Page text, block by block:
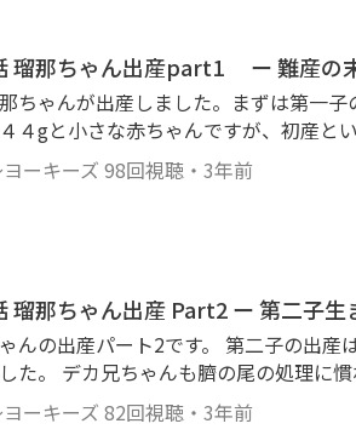
瑠那ちゃん出産part1 ー 難産の
ちゃんが出産しました。まずは第一子
４gと小さな赤ちゃんですが、初産と
れ始めて３０分以上かかり、息子が手
した。 胎盤もなかなか出てこなかった
ー ＃自宅で出産 ＃初産 ＃ヨーク
ゃん
ーキーズ 98回視聴 ・ 3年前
第44話 瑠那ちゃん出産
んの出産パート2です。 第二子の出産
た。 デカ兄ちゃんも臍の尾の処理に
きく、元気な赤ちゃんでした。 ただ、
がかかりました。 それは何故でしょう
ーキーズ 82回視聴 ・ 3年前